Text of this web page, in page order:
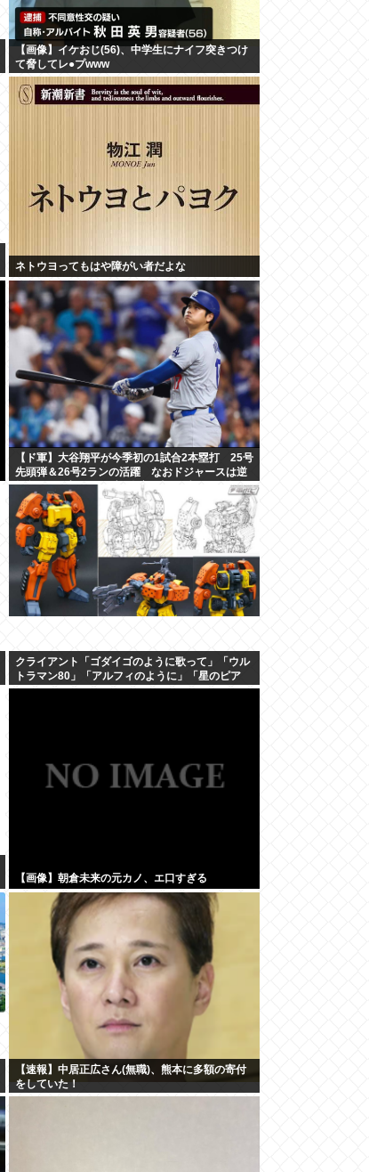
【画像】イケおじ(56)、中学生にナイフ突きつけ
て脅してレ●プwww
ネトウヨってもはや障がい者だよな
【ド軍】大谷翔平が今季初の1試合2本塁打 25号
先頭弾＆26号2ランの活躍 なおドジャースは逆
転負けで6連敗 カブス今永8勝目 [鉄チーズ烏★]
クライアント「ゴダイゴのように歌って」「ウル
トラマン80」「アルフィのように」「星のピア
ス」
【画像】朝倉未来の元カノ、エ口すぎる
【速報】中居正広さん(無職)、熊本に多額の寄付
をしていた！